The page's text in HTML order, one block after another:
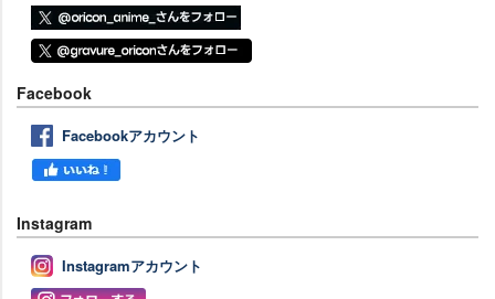
Facebook
Facebookアカウント
Instagram
Instagramアカウント